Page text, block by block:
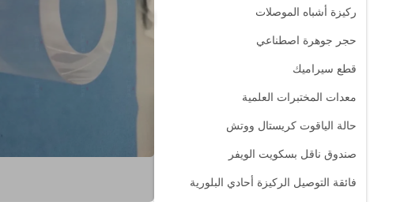
ركيزة أشباه الموصلات
حجر جوهرة اصطناعي
قطع سيراميك
معدات المختبرات العلمية
حالة الياقوت كريستال ووتش
صندوق ناقل بسكويت الويفر
فائقة التوصيل الركيزة أحادي البلورية